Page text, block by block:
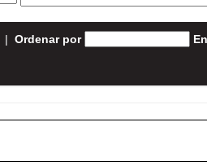
| Ordenar por